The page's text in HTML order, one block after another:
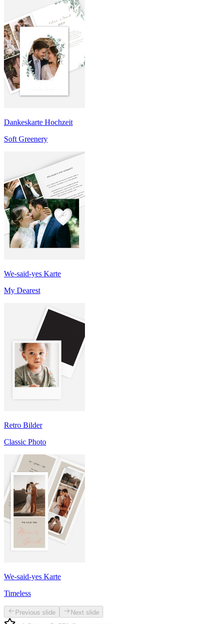
Dankeskarte Hochzeit
Soft Greenery
We-said-yes Karte
My Dearest
Retro Bilder
Classic Photo
We-said-yes Karte
Timeless
Previous slide Next slide